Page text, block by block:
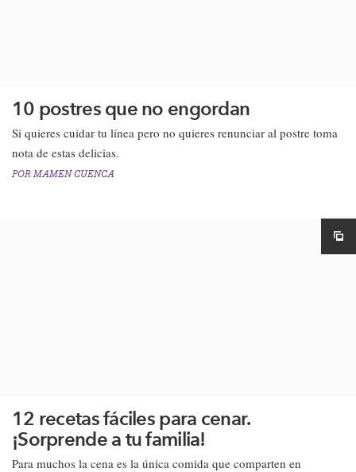
10 postres que no engordan
Si quieres cuidar tu línea pero no quieres renunciar al postre toma
nota de estas delicias.
POR MAMEN CUENCA
12 recetas fáciles para cenar.
¡Sorprende a tu familia!
Para muchos la cena es la única comida que comparten en